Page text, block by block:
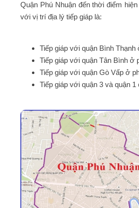
Quận Phú Nhuận đến thời điểm
với vị trí địa lý tiếp giáp là:
Tiếp giáp với quận Bình Thạnh
Tiếp giáp với quận Tân Bình ở
Tiếp giáp với quận Gò Vấp ở
Tiếp giáp với quận 3 và quận 1